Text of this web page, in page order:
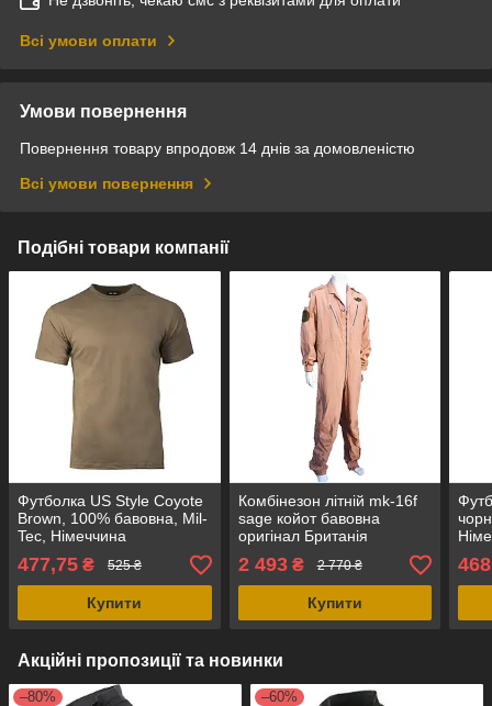
Всі умови оплати
Умови повернення
Повернення товару впродовж 14 днів за домовленістю
Всі умови повернення
Подібні товари компанії
Футболка US Style Coyote
Brown, 100% бавовна, Mil-
Tec, Німеччина
477,75 ₴ 525 ₴
Купити
Комбінезон літній mk-16f
sage койот бавовна
оригінал Британія
2 493₴ 2 770 ₴
Купити
468
Акційні пропозиції та новинки
–80% –60%